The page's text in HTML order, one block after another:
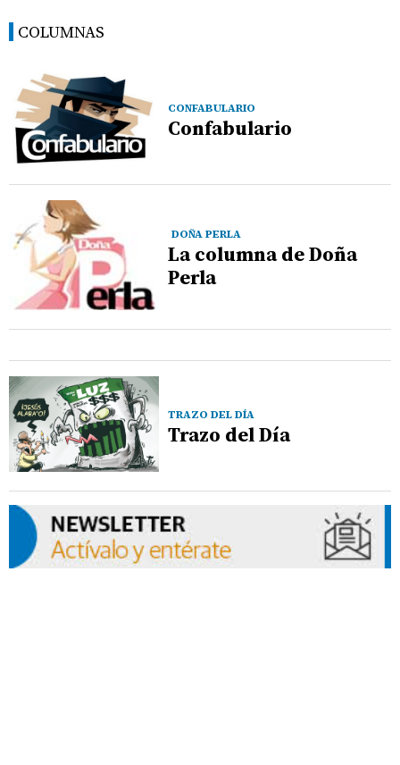
COLUMNAS
CONFABULARIO
Confabulario
DOÑA PERLA
La columna de Doña
Perla
TRAZO DEL DÍA
Trazo del Día